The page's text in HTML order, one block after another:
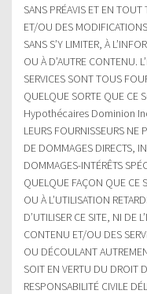
SANS PRÉAVIS ET EN
ET/OU DES
SANS S’Y LIMITER, À
OU À D’AUTRE CONTENU.
SERVICES SONT TOUS
QUELQUE SORTE QUE CE
Hypothécaires Dominion
LEURS FOURNISSEURS NE
DE DOMMAGES DIRECTS,
DOMMAGES-INTÉRÊTS
QUELQUE FAÇON QUE CE
OU À L’UTILISATION
D’UTILISER CE SITE, NI DE
CONTENU ET/OU DES
OU DÉCOULANT
SOIT EN VERTU DU DROIT
RESPONSABILITÉ CIVILE